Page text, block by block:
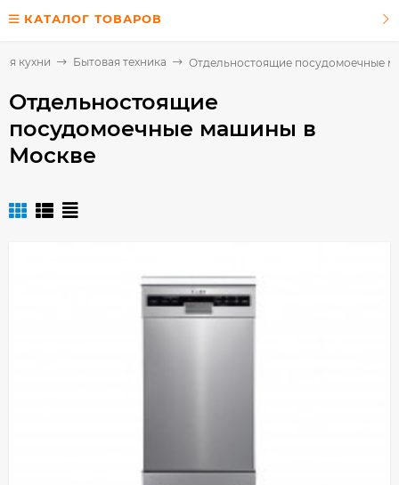
КАТАЛОГ ТОВАРОВ
кухни Бытовая техника Отдельностоящие посудомоечные
Отдельностоящие
посудомоечные машины в
Москве